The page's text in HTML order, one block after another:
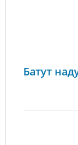
Батут